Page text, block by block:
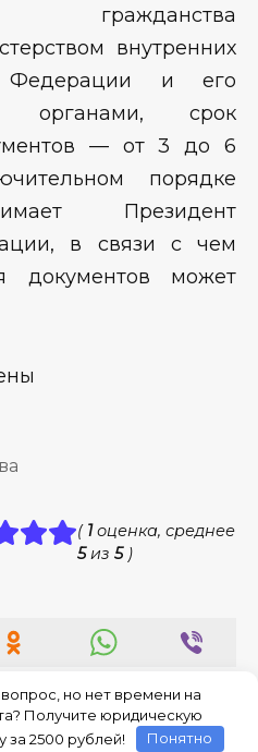
гражданства
внутренних
Федерации и его
органами, срок
— от 3 до 6
порядке
Президент
в связи с чем
документов может
( 1оценка, среднее
5из 5)
но нет времени на
Получите юридическую
за 2500 рублей!
Понятно